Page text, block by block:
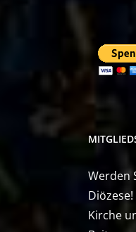
Werden
Kirche